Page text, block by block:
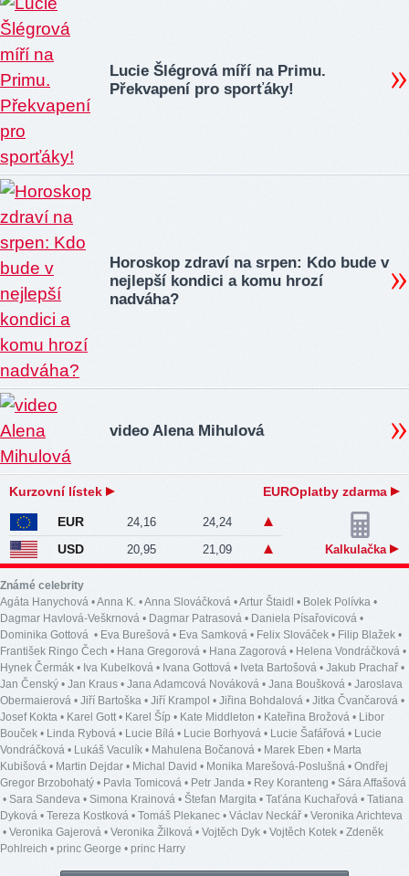
Lucie Šlégrová míří na Primu.
Překvapení pro sporťáky!
Horoskop zdraví na srpen: Kdo bude v
nejlepší kondici a komu hrozí
nadváha?
video Alena Mihulová
Kurzovní lístek EUROplatby zdarma
EUR 24,16 24,24
USD 20,95 21,09 Kalkulačka
Známé celebrity
Agáta Hanychová •Anna K. •Anna Slováčková •Artur Štaidl • Bolek Polívka •
Dagmar Havlová-Veškrnová • Dagmar Patrasová • Daniela Písařovicová •
Dominika Gottová • Eva Burešová • Eva Samková • Felix Slováček • Filip Blažek •
František Ringo Čech • Hana Gregorová • Hana Zagorová • Helena Vondráčková •
Hynek Čermák • Iva Kubelková • Ivana Gottová • Iveta Bartošová • Jakub Prachař •
Jan Čenský • Jan Kraus • Jana Adamcová Nováková • Jana Boušková • Jaroslava
Obermaierová • Jiří Bartoška • Jiří Krampol • Jiřina Bohdalová • Jitka Čvančarová •
Josef Kokta • Karel Gott • Karel Šíp • Kate Middleton • Kateřina Brožová • Libor
Bouček • Linda Rybová • Lucie Bílá • Lucie Borhyová • Lucie Šafářová • Lucie
Vondráčková • Lukáš Vaculík • Mahulena Bočanová • Marek Eben • Marta
Kubišová • Martin Dejdar • Michal David • Monika Marešová-Poslušná • Ondřej
Gregor Brzobohatý • Pavla Tomicová • Petr Janda • Rey Koranteng • Sára Affašová
• Sara Sandeva • Simona Krainová • Štefan Margita • Taťána Kuchařová • Tatiana
Dyková • Tereza Kostková • Tomáš Plekanec • Václav Neckář • Veronika Arichteva
• Veronika Gajerová • Veronika Žilková • Vojtěch Dyk • Vojtěch Kotek • Zdeněk
Pohlreich • princ George • princ Harry